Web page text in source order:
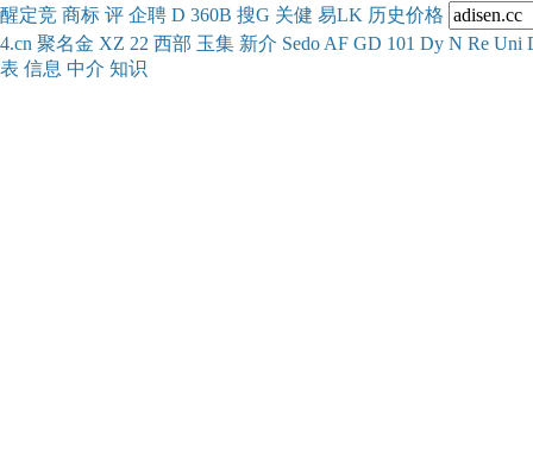
醒定竞 商标 评 企聘 D 360B 搜G 关健 易LK 历史价格
4.cn 聚名金 XZ 22 西部 玉集 新介 Sedo AF GD 101 Dy N Re Uni
表 信息 中介 知识